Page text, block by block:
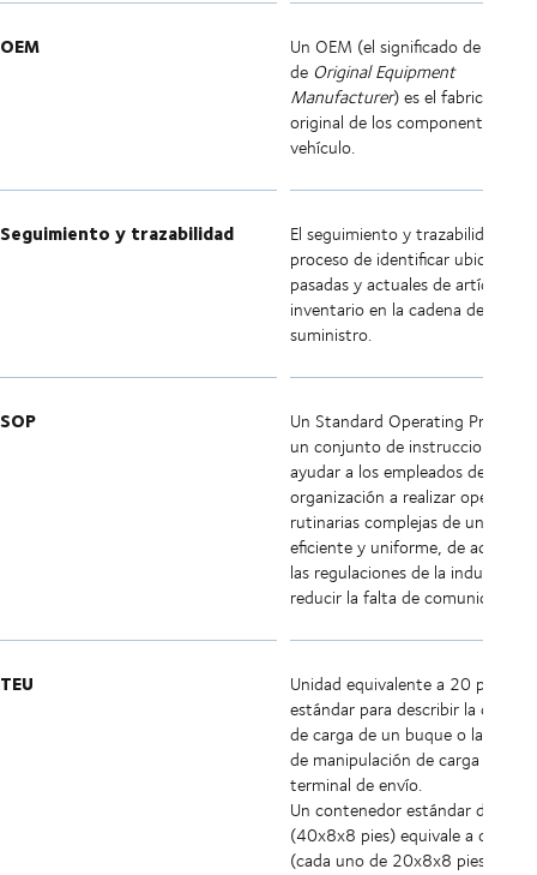
OEM
Un OEM (el significado de las
de Original Equipment
Manufacturer) es el fabricante
original de los componentes de
vehículo.
Seguimiento y trazabilidad
El seguimiento y trazabilidad es
proceso de identificar
pasadas y actuales de artículos
inventario en la cadena de
suministro.
SOP
Un Standard Operating
un conjunto de instrucciones
ayudar a los empleados de una
organización a realizar
rutinarias complejas de una
eficiente y uniforme, de acuerdo
las regulaciones de la industria y
reducir la falta de comunicación.
TEU
Unidad equivalente a 20 pies.
estándar para describir la
de carga de un buque o la
de manipulación de carga de una
terminal de envío.
Un contenedor estándar de 40
(40x8x8 pies) equivale a dos TEU
(cada uno de 20x8x8 pies).